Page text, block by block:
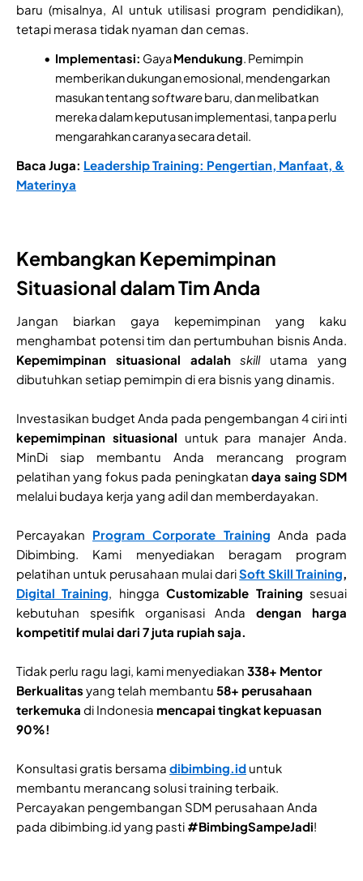
baru (misalnya, AI untuk utilisasi program pendidikan),
tetapi merasa tidak nyaman dan cemas.
Implementasi: GayaMendukung. Pemimpin
memberikan dukungan emosional, mendengarkan
masukan tentangsoftwarebaru, dan melibatkan
mereka dalam keputusan implementasi, tanpa perlu
mengarahkan caranya secara detail.
Baca Juga: Leadership Training: Pengertian, Manfaat, &
Materinya
Kembangkan Kepemimpinan
Situasional dalam Tim Anda
Jangan biarkan gaya kepemimpinan yang kaku
menghambat potensi tim dan pertumbuhan bisnis Anda.
Kepemimpinan situasional adalah
skillutama yang
dibutuhkan setiap pemimpin di era bisnis yang dinamis.
Investasikan budget Anda pada pengembangan 4 ciri inti
kepemimpinan situasional untuk para manajer Anda.
MinDi siap membantu Anda merancang program
pelatihan yang fokus pada peningkatandaya saing SDM
melalui budaya kerja yang adil dan memberdayakan.
Percayakan Program Corporate Training Anda pada
Dibimbing. Kami menyediakan beragam program
pelatihan untuk perusahaan mulai dariSoft Skill Training,
Digital Training, hinggaCustomizable Training sesuai
kebutuhan spesifik organisasi Andadengan harga
kompetitif mulai dari 7 juta rupiah saja.
Tidak perlu ragu lagi, kami menyediakan 338+ Mentor
Berkualitas yang telah membantu 58+ perusahaan
terkemuka di Indonesia mencapai tingkat kepuasan
90%!
Konsultasi gratis bersama dibimbing.id untuk
membantu merancang solusi training terbaik.
Percayakan pengembangan SDM perusahaan Anda
pada dibimbing.id yang pasti #BimbingSampeJadi!